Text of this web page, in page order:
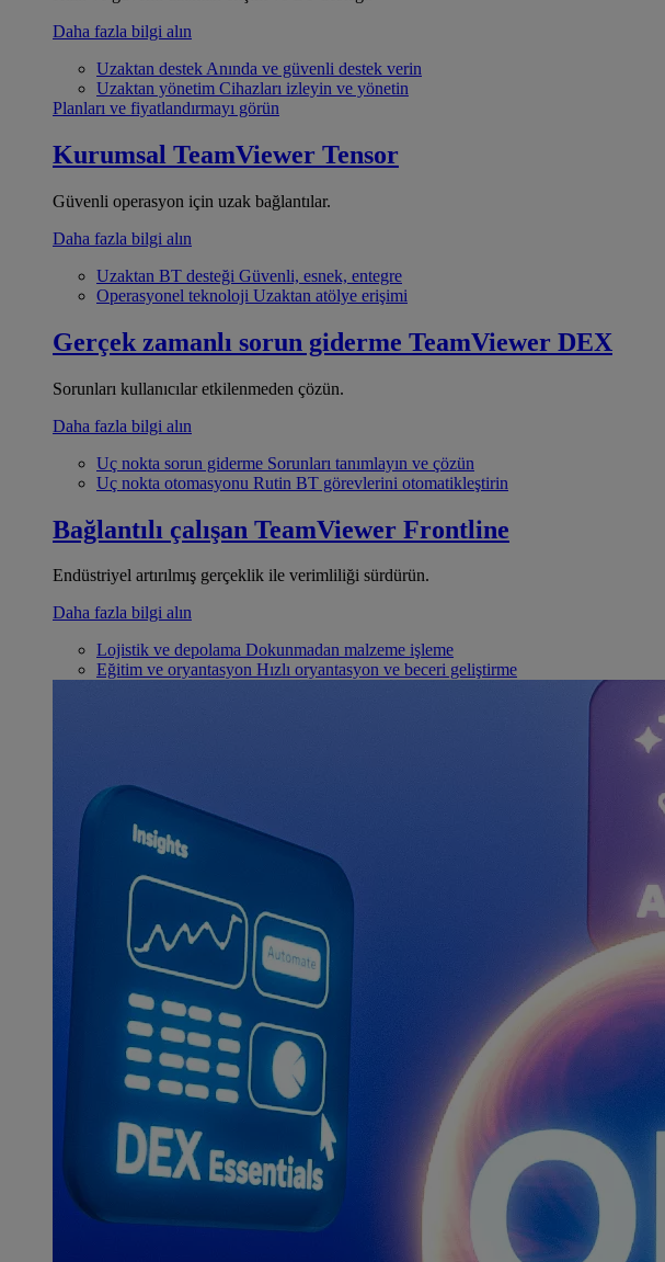
Daha fazla bilgi alın
Uzaktan destek Anında ve güvenli destek verin
Uzaktan yönetim Cihazları izleyin ve yönetin
Planları ve fiyatlandırmayı görün
Kurumsal TeamViewer Tensor
Güvenli operasyon için uzak bağlantılar.
Daha fazla bilgi alın
Uzaktan BT desteği Güvenli, esnek, entegre
Operasyonel teknoloji Uzaktan atölye erişimi
Gerçek zamanlı sorun giderme TeamViewer DEX
Sorunları kullanıcılar etkilenmeden çözün.
Daha fazla bilgi alın
Uç nokta sorun giderme Sorunları tanımlayın ve çözün
Uç nokta otomasyonu Rutin BT görevlerini otomatikleştirin
Bağlantılı çalışan TeamViewer Frontline
Endüstriyel artırılmış gerçeklik ile verimliliği sürdürün.
Daha fazla bilgi alın
Lojistik ve depolama Dokunmadan malzeme işleme
Eğitim ve oryantasyon Hızlı oryantasyon ve beceri geliştirme